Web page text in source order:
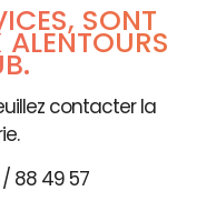
SONT
contacter la
/ 88 49 57